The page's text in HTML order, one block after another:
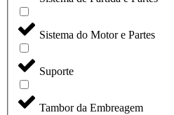
Sistema do Motor e Partes
Suporte
Tambor da Embreagem